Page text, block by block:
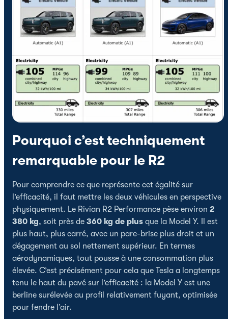
Pourquoi c’est techniquement
remarquable pour le R2
Pour comprendre ce que représente cet égalité sur
l’efficacité, il faut mettre les deux véhicules en perspective
physiquement. Le Rivian R2 Performance pèse environ 2
380 kg, soit près de 360 kg de plus que la Model Y. Il est
plus haut, plus carré, avec un pare-brise plus droit et un
dégagement au sol nettement supérieur. En termes
aérodynamiques, tout pousse à une consommation plus
élevée. C’est précisément pour cela que Tesla a longtemps
tenu le haut du pavé sur l’efficacité : la Model Y est une
berline surélevée au profil relativement fuyant, optimisée
pour fendre l’air.